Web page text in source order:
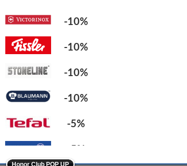
-10%
-10%
-10%
-10%
-5%
-5%
Honor Club POP UP